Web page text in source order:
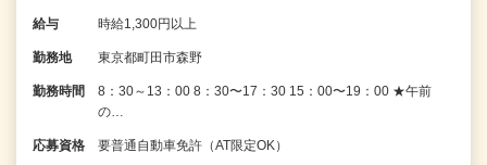
給与 時給1,300円以上
勤務地 東京都町田市森野
勤務時間
8：30～13：00 8：30〜17：30 15：00〜19：00 ★午前
の…
応募資格 要普通自動車免許（AT限定OK）